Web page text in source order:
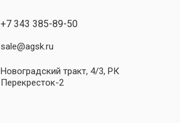
+7 343 385-89-50
sale@agsk.ru
Новоградский тракт, 4/3, РК
Перекресток-2